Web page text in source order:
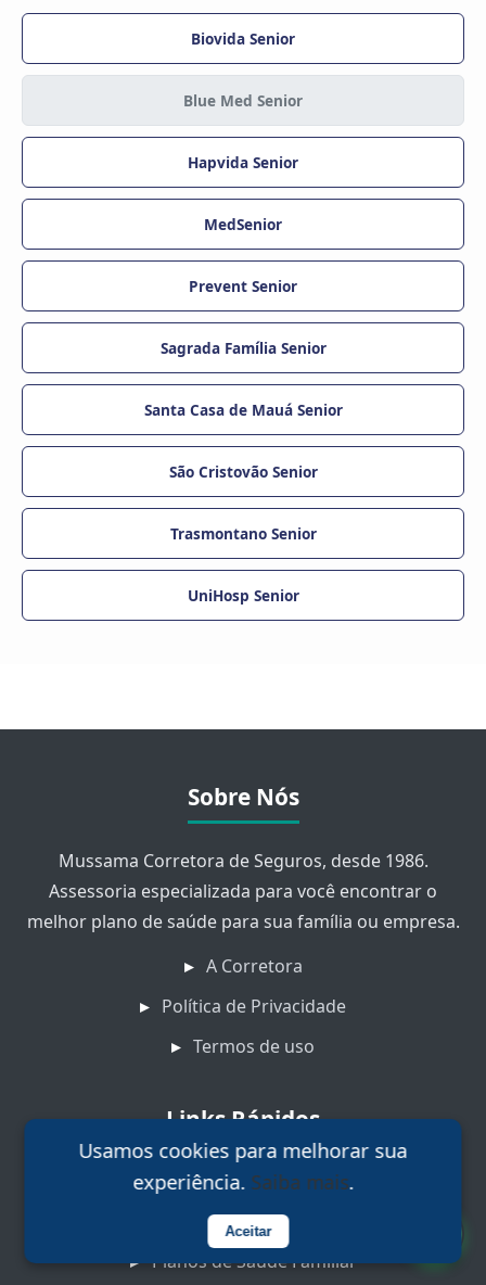
Biovida Senior
Blue Med Senior
Hapvida Senior
MedSenior
Prevent Senior
Sagrada Família Senior
Santa Casa de Mauá Senior
São Cristovão Senior
Trasmontano Senior
UniHosp Senior
Sobre Nós
Mussama Corretora de Seguros, desde 1986.
Assessoria especializada para você encontrar o
melhor plano de saúde para sua família ou empresa.
A Corretora
Política de Privacidade
Termos de uso
Links Rápidos
Planos de Saúde em São Paulo
Planos de Saúde Individual
Planos de Saúde Familiar
Usamos cookies para melhorar sua
experiência. Saiba mais.
Aceitar